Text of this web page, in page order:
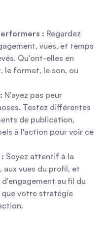
: Regardez
vues, et temps
Qu'ont-elles en
le format, le son, ou
N'ayez pas peur
Testez différentes
de publication,
à l'action pour voir ce
Soyez attentif à la
vues du profil, et
au fil du
que votre stratégie